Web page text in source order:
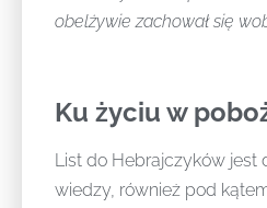
obelżywie zachował się
Ku życiu w
List do Hebrajczyków jest
wiedzy, również pod